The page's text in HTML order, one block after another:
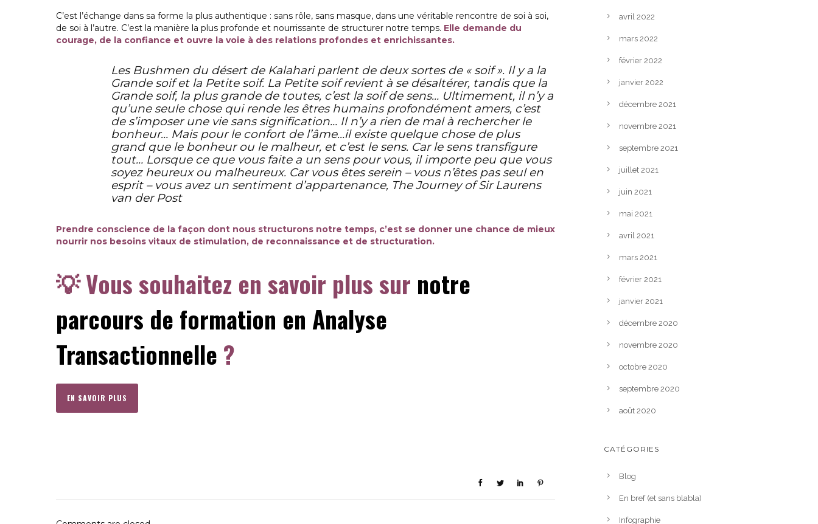
C’est l’échange dans sa forme la plus authentique : sans rôle, sans masque, dans une véritable rencontre de soi à soi,
de soi à l’autre. C’est la manière la plus profonde et nourrissante de structurer notre temps. Elle demande du
courage, de la confiance et ouvre la voie à des relations profondes et enrichissantes.
Les Bushmen du désert de Kalahari parlent de deux sortes de « soif ». Il y a la
Grande soif et la Petite soif. La Petite soif revient à se désaltérer, tandis que la
Grande soif, la plus grande de toutes, c’est la soif de sens… Ultimement, il n’y a
qu’une seule chose qui rende les êtres humains profondément amers, c’est
de s’imposer une vie sans signification… Il n’y a rien de mal à rechercher le
bonheur… Mais pour le confort de l’âme…il existe quelque chose de plus
grand que le bonheur ou le malheur, et c’est le sens. Car le sens transfigure
tout… Lorsque ce que vous faite a un sens pour vous, il importe peu que vous
soyez heureux ou malheureux. Car vous êtes serein – vous n’êtes pas seul en
esprit – vous avez un sentiment d’appartenance, The Journey of Sir Laurens
van der Post
Prendre conscience de la façon dont nous structurons notre temps, c’est se donner une chance de mieux
nourrir nos besoins vitaux de stimulation, de reconnaissance et de structuration.
💡 Vous souhaitez en savoir plus sur notre
parcours de formation en Analyse
Transactionnelle ?
EN SAVOIR PLUS
avril 2022
mars 2022
février 2022
janvier 2022
décembre 2021
novembre 2021
septembre 2021
juillet 2021
juin 2021
mai 2021
avril 2021
mars 2021
février 2021
janvier 2021
décembre 2020
novembre 2020
octobre 2020
septembre 2020
août 2020
CATÉGORIES
Blog
En bref (et sans blabla)
Infographie